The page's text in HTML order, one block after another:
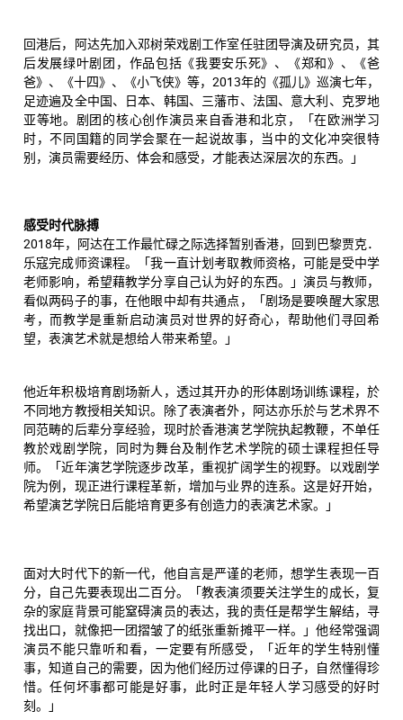
回港后，阿达先加入邓树荣戏剧工作室任驻团导演及研究员，其
后发展绿叶剧团，作品包括《我要安乐死》、《郑和》、《爸
爸》、《十四》、《小飞侠》等，2013年的《孤儿》巡演七年，
足迹遍及全中国、日本、韩国、三藩市、法国、意大利、克罗地
亚等地。剧团的核心创作演员来自香港和北京，「在欧洲学习
时，不同国籍的同学会聚在一起说故事，当中的文化冲突很特
别，演员需要经历、体会和感受，才能表达深层次的东西。」
感受时代脉搏
2018年，阿达在工作最忙碌之际选择暂别香港，回到巴黎贾克．
乐寇完成师资课程。「我一直计划考取教师资格，可能是受中学
老师影响，希望藉教学分享自己认为好的东西。」演员与教师，
看似两码子的事，在他眼中却有共通点，「剧场是要唤醒大家思
考，而教学是重新启动演员对世界的好奇心，帮助他们寻回希
望，表演艺术就是想给人带来希望。」
他近年积极培育剧场新人，透过其开办的形体剧场训练课程，於
不同地方教授相关知识。除了表演者外，阿达亦乐於与艺术界不
同范畴的后辈分享经验，现时於香港演艺学院执起教鞭，不单任
教於戏剧学院，同时为舞台及制作艺术学院的硕士课程担任导
师。「近年演艺学院逐步改革，重视扩阔学生的视野。以戏剧学
院为例，现正进行课程革新，增加与业界的连系。这是好开始，
希望演艺学院日后能培育更多有创造力的表演艺术家。」
面对大时代下的新一代，他自言是严谨的老师，想学生表现一百
分，自己先要表现出二百分。「教表演须要关注学生的成长，复
杂的家庭背景可能窒碍演员的表达，我的责任是帮学生解结，寻
找出口，就像把一团摺皱了的纸张重新摊平一样。」他经常强调
演员不能只靠听和看，一定要有所感受，「近年的学生特别懂
事，知道自己的需要，因为他们经历过停课的日子，自然懂得珍
惜。任何坏事都可能是好事，此时正是年轻人学习感受的好时
刻。」